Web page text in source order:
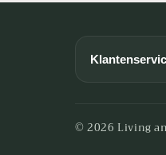
© 2026 Living